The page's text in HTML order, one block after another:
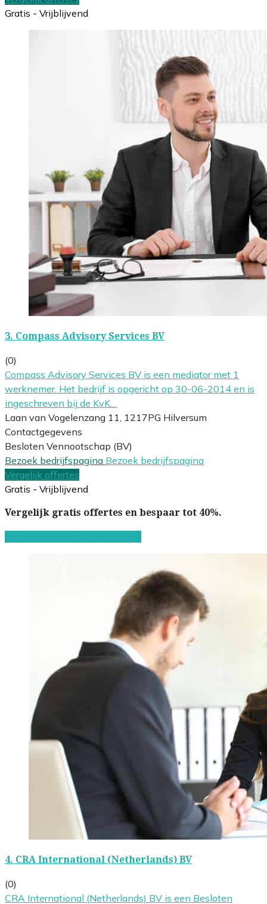
Gratis - Vrijblijvend
3. Compass Advisory Services BV
(0)
Compass Advisory Services BV is een mediator met 1
werknemer. Het bedrijf is opgericht op 30-06-2014 en is
ingeschreven bij de KvK…
Laan van Vogelenzang 11, 1217PG Hilversum
Contactgegevens
Besloten Vennootschap (BV)
Bezoek bedrijfspagina Bezoek bedrijfspagina
Vergelijk offertes
Gratis - Vrijblijvend
Vergelijk gratis offertes en bespaar tot 40%.
4. CRA International (Netherlands) BV
(0)
CRA International (Netherlands) BV is een Besloten